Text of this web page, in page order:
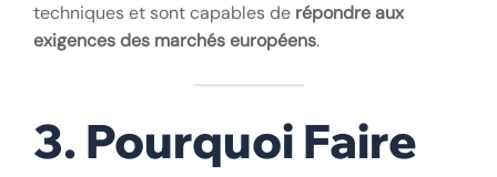
techniques et sont capables de répondre aux
exigences des marchés européens.
3. Pourquoi Faire